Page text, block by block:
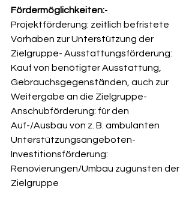
Fördermöglichkeiten:-
Projektförderung: zeitlich befristete
Vorhaben zur Unterstützung der
Zielgruppe- Ausstattungsförderung:
Kauf von benötigter Ausstattung,
Gebrauchsgegenständen, auch zur
Weitergabe an die Zielgruppe-
Anschubförderung: für den
Auf-/Ausbau von z. B. ambulanten
Unterstützungsangeboten-
Investitionsförderung:
Renovierungen/Umbau zugunsten der
Zielgruppe